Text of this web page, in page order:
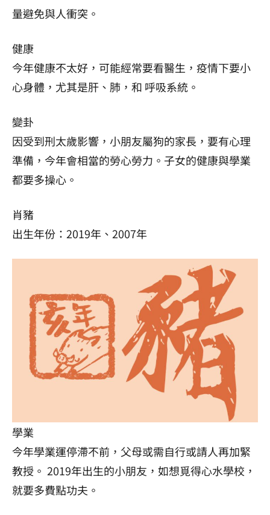
量避免與人衝突。
健康
今年健康不太好，可能經常要看醫生，疫情下要小
心身體，尤其是肝、肺，和 呼吸系統。
變卦
因受到刑太歲影響，小朋友屬狗的家長，要有心理
準備，今年會相當的勞心勞力。子女的健康與學業
都要多操心。
肖豬
出生年份：2019年、2007年
學業
今年學業運停滯不前，父母或需自行或請人再加緊
教授。 2019年出生的小朋友，如想覓得心水學校，
就要多費點功夫。